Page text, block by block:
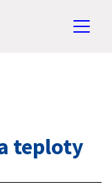
teploty